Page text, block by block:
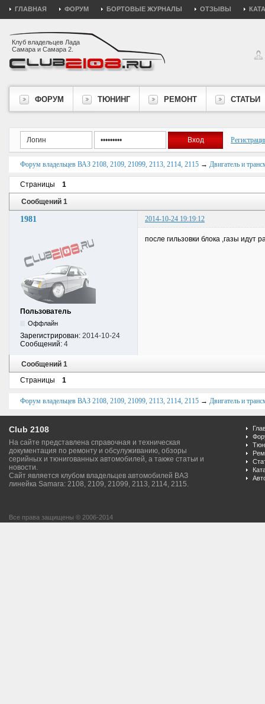
ГЛАВНАЯ ФОРУМ БОРТОВЫЕ ЖУРНАЛЫ ОТЗЫВЫ
Клуб владельцев Лада
Самара и Самара 2.
ФОРУМ ТЮНИНГ РЕМОНТ СТАТЬИ
Форум владельцев ВАЗ 2108, 2109, 21099, 2113, 2114, 2115 → Двигатель и
Страницы 1
Сообщений 1
1981 2014-10-24 19:19:12
Пользователь
Оффлайн
Зарегистрирован: 2014-10-24
Сообщений: 4
после гильзовки блока ,газы идут
Сообщений 1
Страницы
1
Форум владельцев ВАЗ 2108, 2109, 21099, 2113, 2114, 2115 → Двигатель и
Club 2108
На сайте представлена справочная и техническая
документация по ремонту и обсулуживанию, обзоры
серийных и тюнигованных автомобилей, а также статьи и
новости.
Сайт является клубом владельцев автомобилей ВАЗ
линейка Samara: 2108, 2109, 21099, 2113, 2114, 2115.
Все права защищены © 2006-2014